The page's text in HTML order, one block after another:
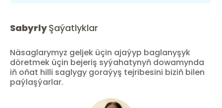
SabyrlyŞaýatlyklar
Näsaglarymyz geljek üçin ajaýyp baglanyşyk
döretmek üçin bejeriş syýahatynyň dowamynda
iň oňat hilli saglygy goraýyş tejribesini biziň bilen
paýlaşýarlar.